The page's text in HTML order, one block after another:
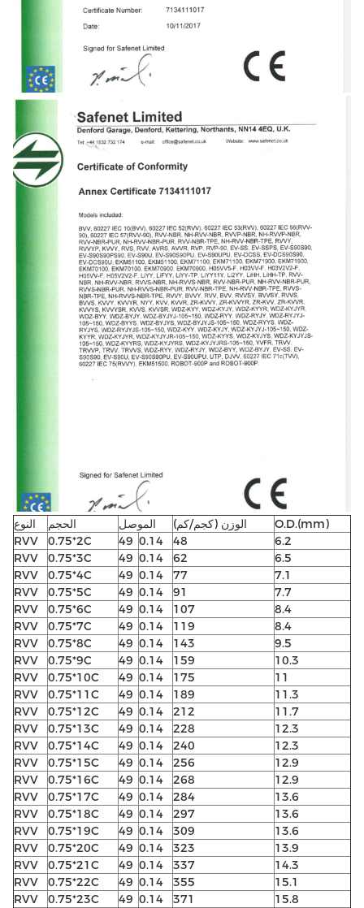
النوع الحجم الموصل الوزن (كجم/كم)
O.D.(mm)
RVV
0.75*2C 49 0.14 48
6.2
RVV
0.75*3C 49 0.14 62
6.5
RVV
0.75*4C 49 0.14 77
7.1
RVV
0.75*5C 49 0.14 91
7.7
RVV
0.75*6C 49 0.14 107
8.4
RVV
0.75*7C 49 0.14 119
8.4
RVV
0.75*8C 49 0.14 143
9.5
RVV
0.75*9C 49 0.14 159
10.3
RVV
0.75*10C 49 0.14 175
11
RVV
0.75*11C 49 0.14 189
11.3
RVV
0.75*12C 49 0.14 212
11.7
RVV
0.75*13C 49 0.14 228
12.3
RVV
0.75*14C 49 0.14 240
12.3
RVV
0.75*15C 49 0.14 256
12.9
RVV
0.75*16C 49 0.14 268
12.9
RVV
0.75*17C 49 0.14 284
13.6
RVV
0.75*18C 49 0.14 297
13.6
RVV
0.75*19C 49 0.14 309
13.6
RVV
0.75*20C 49 0.14 323
13.9
RVV
0.75*21C 49 0.14 337
14.3
RVV
0.75*22C 49 0.14 355
15.1
RVV
0.75*23C 49 0.14 371
15.8